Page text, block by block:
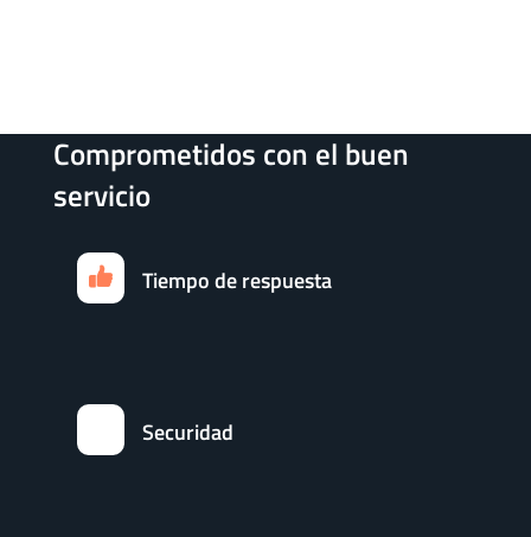
Comprometidos con el buen
servicio
Tiempo de respuesta
Securidad